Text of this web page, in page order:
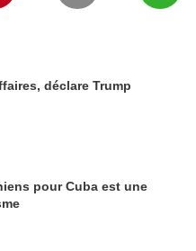
Venezuela: Je fais de bonnes affaires, déclare Trump
pour Cuba est une